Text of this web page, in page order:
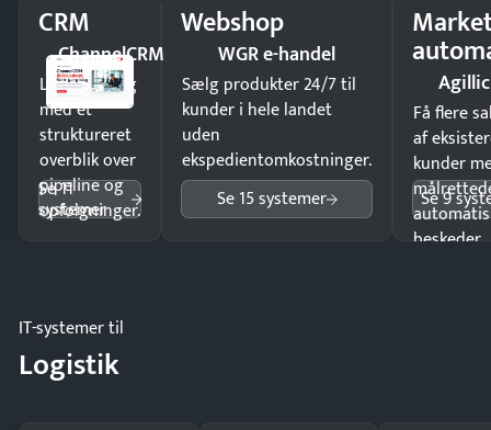
CRM
ChannelCRM
Luk flere salg
med et
struktureret
overblik over
pipeline og
opfølgninger.
Se 11
systemer
Webshop
WGR e-handel
Sælg produkter 24/7 til
kunder i hele landet
uden
ekspedientomkostninger.
Se 15 systemer
Agillic
Få flere
af
kunder
beskeder.
Se 9
IT-systemer til
Logistik